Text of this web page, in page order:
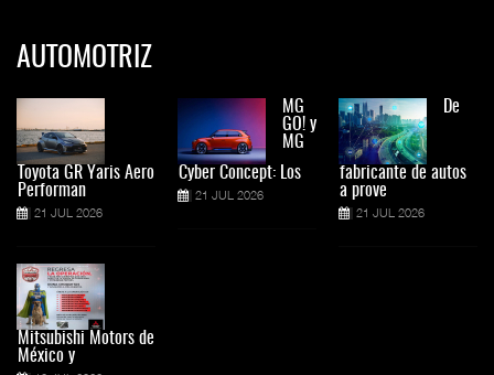
AUTOMOTRIZ
Toyota GR Yaris Aero
Performan
21 JUL 2026
Mitsubishi Motors de
México y
MG
GO! y
MG
Cyber Concept: Los
21 JUL 2026
De
fabricante de autos
a prove
21 JUL 2026